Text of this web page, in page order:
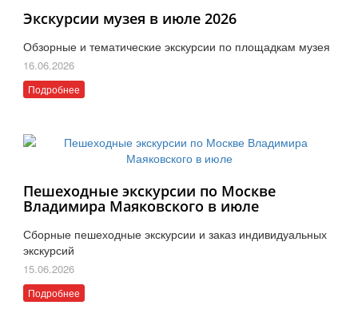
Экскурсии музея в июле 2026
Обзорные и тематические экскурсии по площадкам музея
16.06.2026
Подробнее
Пешеходные экскурсии по Москве
Владимира Маяковского в июле
Сборные пешеходные экскурсии и заказ индивидуальных
экскурсий
15.06.2026
Подробнее